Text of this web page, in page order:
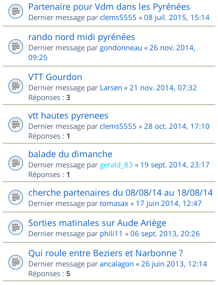
Partenaire pour Vdm dans les Pyrénées
Dernier message par clems5555 « 08 juil. 2015, 15:14
rando nord midi pyrénées
Dernier message par gondonneau « 26 nov. 2014,
09:25
VTT Gourdon
Dernier message par Larsen « 21 nov. 2014, 07:32
Réponses : 3
vtt hautes pyrenees
Dernier message par clems5555 « 28 oct. 2014, 17:10
Réponses : 1
balade du dimanche
Dernier message par gerald_83 « 19 sept. 2014, 23:17
Réponses : 1
cherche partenaires du 08/08/14 au 18/08/14
Dernier message par tomasax « 17 juin 2014, 12:47
Sorties matinales sur Aude Ariège
Dernier message par phili11 « 06 sept. 2013, 20:26
Qui roule entre Beziers et Narbonne ?
Dernier message par ancalagon « 26 juin 2013, 12:14
Réponses : 5